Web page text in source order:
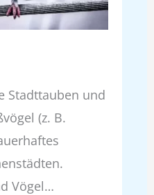
Stadttauben und
(z. B.
Vögel…